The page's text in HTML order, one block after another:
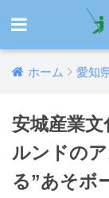
ホーム 愛知
安城産業
ルンドの
る”あそボ